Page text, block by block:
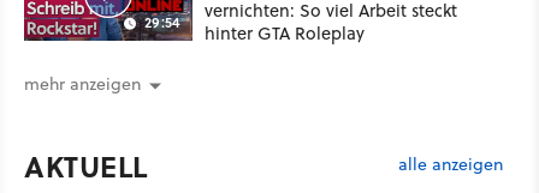
29:54
vernichten: So viel Arbeit steckt
hinter GTA Roleplay
mehr anzeigen
AKTUELL alle anzeigen